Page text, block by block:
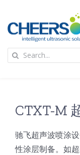
content
应用
超声波设备
Search
CTXT-M
驰飞超声波喷涂
性涂层制备。如